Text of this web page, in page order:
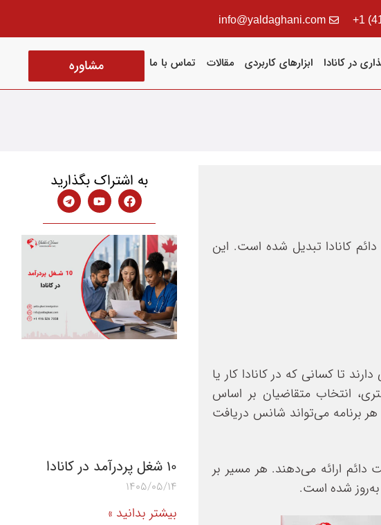
info@yaldaghani.com
در کانادا ابزارهای کاربردی مقالات تماس با ما مشاوره
کانادا تبدیل شده است. این
تا کسانی که در کانادا کار یا
فنی. با توجه به به‌روزرسانی‌های ۲۰۲۵ و ۲۰۲۶ اکسپرس انتری، انتخاب متقاضیان بر اساس
برنامه می‌تواند شانس دریافت
ارائه می‌دهند. هر مسیر بر
شده است.
به اشتراک بگذارید
10 شغل پردرآمد در کانادا
1405/05/14
بیشتر بدانید »